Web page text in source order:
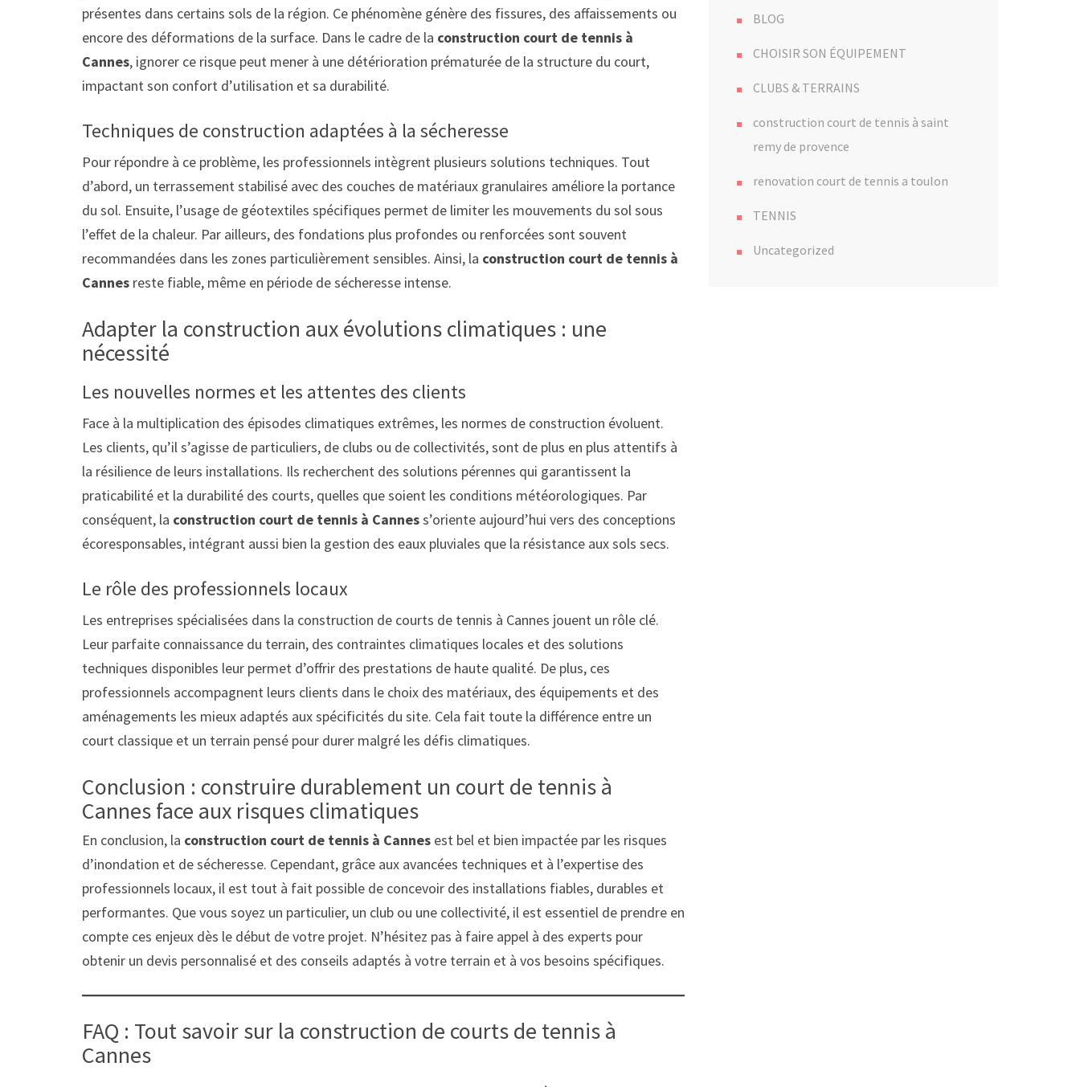
présentes dans certains sols de la région. Ce phénomène génère des fissures, des affaissements ou
encore des déformations de la surface. Dans le cadre de la construction court de tennis à
Cannes, ignorer ce risque peut mener à une détérioration prématurée de la structure du court,
impactant son confort d’utilisation et sa durabilité.
Techniques de construction adaptées à la sécheresse
Pour répondre à ce problème, les professionnels intègrent plusieurs solutions techniques. Tout
d’abord, un terrassement stabilisé avec des couches de matériaux granulaires améliore la portance
du sol. Ensuite, l’usage de géotextiles spécifiques permet de limiter les mouvements du sol sous
l’effet de la chaleur. Par ailleurs, des fondations plus profondes ou renforcées sont souvent
recommandées dans les zones particulièrement sensibles. Ainsi, la construction court de tennis à
Cannes reste fiable, même en période de sécheresse intense.
Adapter la construction aux évolutions climatiques : une
nécessité
Les nouvelles normes et les attentes des clients
Face à la multiplication des épisodes climatiques extrêmes, les normes de construction évoluent.
Les clients, qu’il s’agisse de particuliers, de clubs ou de collectivités, sont de plus en plus attentifs à
la résilience de leurs installations. Ils recherchent des solutions pérennes qui garantissent la
praticabilité et la durabilité des courts, quelles que soient les conditions météorologiques. Par
conséquent, la construction court de tennis à Canness’oriente aujourd’hui vers des conceptions
écoresponsables, intégrant aussi bien la gestion des eaux pluviales que la résistance aux sols secs.
Le rôle des professionnels locaux
Les entreprises spécialisées dans la construction de courts de tennis à Cannes jouent un rôle clé.
Leur parfaite connaissance du terrain, des contraintes climatiques locales et des solutions
techniques disponibles leur permet d’offrir des prestations de haute qualité. De plus, ces
professionnels accompagnent leurs clients dans le choix des matériaux, des équipements et des
aménagements les mieux adaptés aux spécificités du site. Cela fait toute la différence entre un
court classique et un terrain pensé pour durer malgré les défis climatiques.
Conclusion : construire durablement un court de tennis à
Cannes face aux risques climatiques
En conclusion, la construction court de tennis à Cannes est bel et bien impactée par les risques
d’inondation et de sécheresse. Cependant, grâce aux avancées techniques et à l’expertise des
professionnels locaux, il est tout à fait possible de concevoir des installations fiables, durables et
performantes. Que vous soyez un particulier, un club ou une collectivité, il est essentiel de prendre en
compte ces enjeux dès le début de votre projet. N’hésitez pas à faire appel à des experts pour
obtenir un devis personnalisé et des conseils adaptés à votre terrain et à vos besoins spécifiques.
FAQ : Tout savoir sur la construction de courts de tennis à
Cannes
BLOG
CHOISIR SON ÉQUIPEMENT
CLUBS & TERRAINS
construction court de tennis à saint
remy de provence
renovation court de tennis a toulon
TENNIS
Uncategorized